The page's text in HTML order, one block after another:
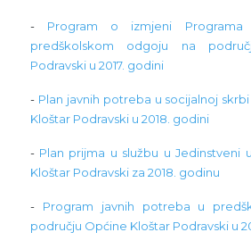
- Program o izmjeni
predškolskom odgoju na
Podravski u 2017. godini
- Plan javnih potreba u socijalnoj
Kloštar Podravski u 2018. godini
- Plan prijma u službu u Jedinstveni
Kloštar Podravski za 2018. godinu
- Program javnih potreba u
području Općine Kloštar Podravski u